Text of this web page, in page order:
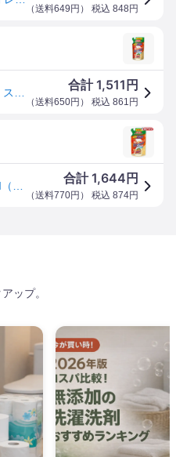
（送料649円 ） 税込 848 円
合計1,511 円
（送料650円 ） 税込 861 円
合計1,644 円
（送料770円 ） 税込 874円
ップ。